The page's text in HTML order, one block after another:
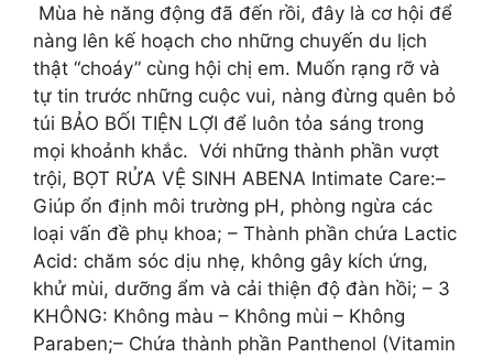
​ Mùa hè năng động đã đến rồi, đây là cơ hội để
nàng lên kế hoạch cho những chuyến du lịch
thật “choáy” cùng hội chị em. Muốn rạng rỡ và
tự tin trước những cuộc vui, nàng đừng quên bỏ
túi BẢO BỐI TIỆN LỢI để luôn tỏa sáng trong
mọi khoảnh khắc. ​ ​ Với những thành phần vượt
trội, BỌT RỬA VỆ SINH ABENA Intimate Care:​ –
Giúp ổn định môi trường pH, phòng ngừa các
loại vấn đề phụ khoa; ​ – Thành phần chứa Lactic
Acid: chăm sóc dịu nhẹ, không gây kích ứng,
khử mùi, dưỡng ẩm và cải thiện độ đàn hồi; ​ – 3
KHÔNG: Không màu – Không mùi – Không
Paraben;​ – Chứa thành phần Panthenol (Vitamin